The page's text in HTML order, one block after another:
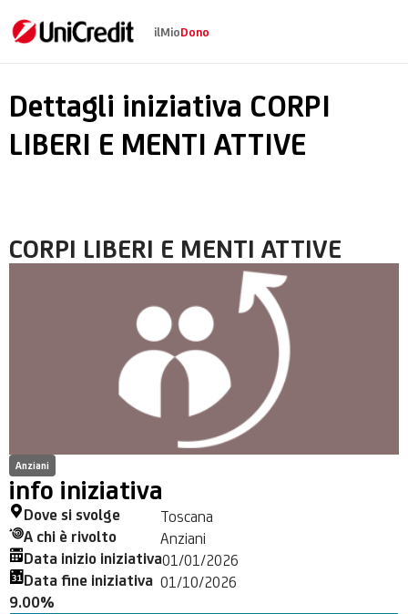
CORPI LIBERI E
ilMioDono
Dettagli iniziativa CORPI
LIBERI E MENTI ATTIVE
CORPI LIBERI E MENTI ATTIVE
Anziani
info iniziativa
Dove si svolge Toscana
A chi è rivolto Anziani
Data inizio iniziativa01/01/2026
Data fine iniziativa 01/10/2026
9.00%